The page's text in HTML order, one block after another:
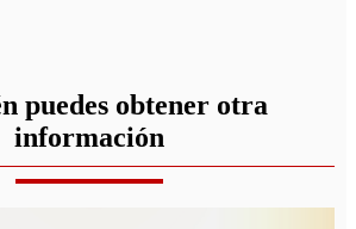
puedes obtener otra
información